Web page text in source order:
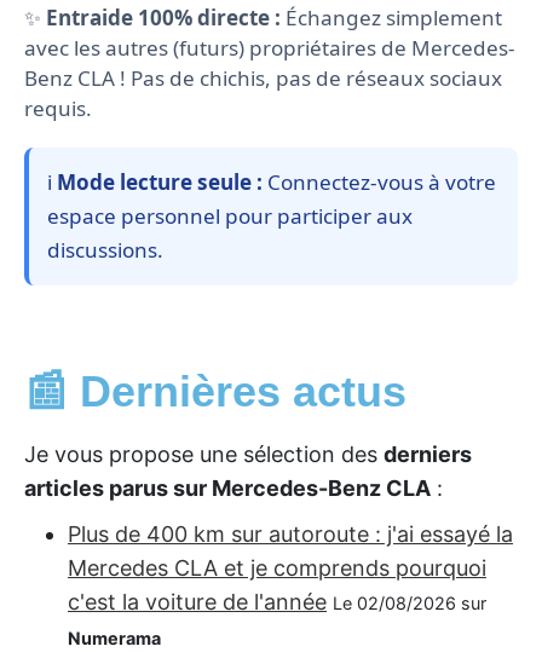
✨ Entraide 100% directe : Échangez simplement
avec les autres (futurs) propriétaires de Mercedes-
Benz CLA ! Pas de chichis, pas de réseaux sociaux
requis.
ℹ️ Mode lecture seule : Connectez-vous à votre
espace personnel pour participer aux
discussions.
📰 Dernières actus
Je vous propose une sélection des derniers
articles parus sur Mercedes-Benz CLA :
Plus de 400 km sur autoroute : j'ai essayé la
Mercedes CLA et je comprends pourquoi
c'est la voiture de l'année Le 02/08/2026 sur
Numerama